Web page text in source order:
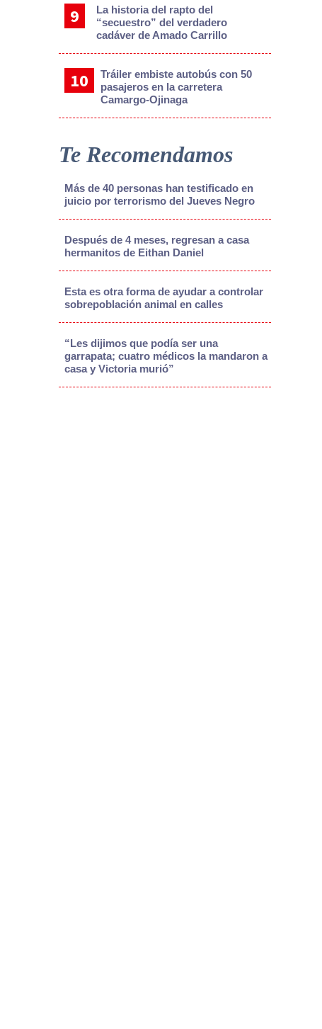
La historia del rapto del
“secuestro” del verdadero
cadáver de Amado Carrillo
Tráiler embiste autobús con 50
pasajeros en la carretera
Camargo-Ojinaga
Te Recomendamos
Más de 40 personas han testificado en
juicio por terrorismo del Jueves Negro
Después de 4 meses, regresan a casa
hermanitos de Eithan Daniel
Esta es otra forma de ayudar a controlar
sobrepoblación animal en calles
“Les dijimos que podía ser una
garrapata; cuatro médicos la mandaron a
casa y Victoria murió”